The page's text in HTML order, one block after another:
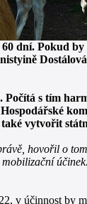
dní. Pokud by
Počítá s tím
vytvořit
hovořil o
v účinnost by